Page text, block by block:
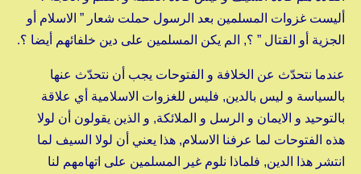
أليست غزوات المسلمين بعد الرسول حملت شعار ” الاسلام أو
الجزية أو القتال ” ؟, الم يكن المسلمين على دين خلفائهم أيضا ؟.
عندما نتحدّث عن الخلافة و الفتوحات يجب أن نتحدّث عنها
بالسياسة و ليس بالدين, فليس للغزوات الاسلامية أي علاقة
بالتوحيد و الايمان و الرسل و الملائكة, و الذين يقولون أن لولا
هذه الفتوحات لما عرفنا الاسلام, هذا يعني أن لولا السيف لما
انتشر هذا الدين, فلماذا نلوم غير المسلمين على اتهامهم لنا